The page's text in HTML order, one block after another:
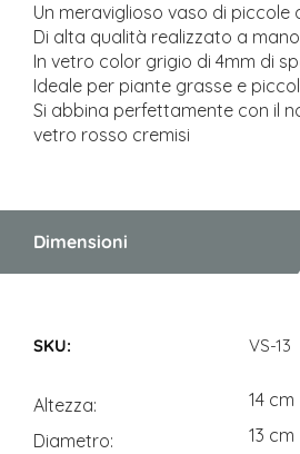
Un meraviglioso vaso di piccole
Di alta qualità realizzato a mano
In vetro color grigio di 4mm di
Ideale per piante grasse e
Si abbina perfettamente con il
vetro rosso cremisi
Dimensioni
VS-13
Altezza
14 cm
Diametro
13 cm